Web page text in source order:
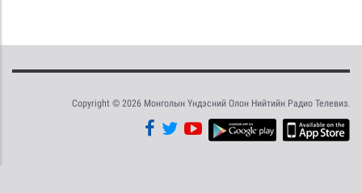
Copyright © 2026 Монголын Үндэсний Олон Нийтийн Радио Телевиз.